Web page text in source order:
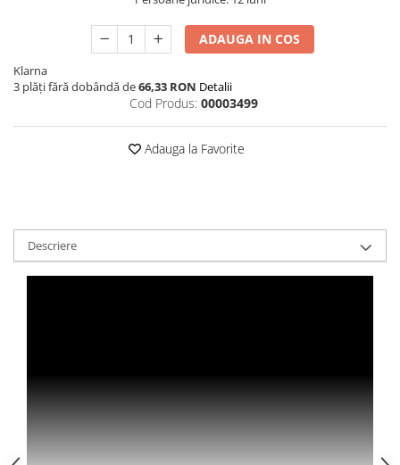
ADAUGA IN COS
Klarna
3 plăți fără dobândă de66,33 RON Detalii
Cod Produs: 00003499
Adauga la Favorite
Descriere